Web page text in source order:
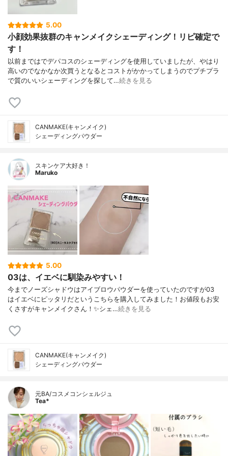
5.00
小顔効果抜群のキャンメイクシェーディング！リピ確定で
す！
以前まではでデパコスのシェーディングを使用していましたが、やはり
高いのでなかなか次買うとなるとコストがかかってしまうのでプチプラ
で質のいいシェーディングを探して…続きを見る
CANMAKE(キャンメイク)
シェーディングパウダー
スキンケア大好き！
Maruko
5.00
03は、イエベに馴染みやすい！
今までノーズシャドウはアイブロウパウダーを使っていたのですが03
はイエベにピッタリだというこちらを購入してみました！お値段もお安
くさすがキャンメイクさん！✨シェ…続きを見る
CANMAKE(キャンメイク)
シェーディングパウダー
元BA/コスメコンシェルジュ
Tea*